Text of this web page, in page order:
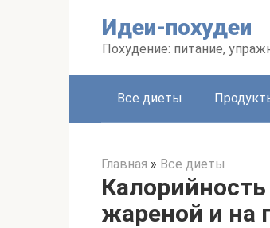
Идеи-похудеи
Похудение: питание,
Все диеты
Главная » Все диеты
жареной и на